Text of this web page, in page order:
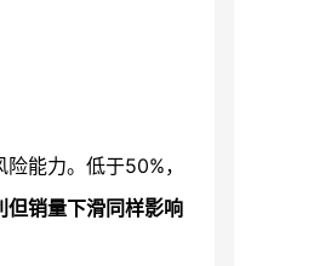
能力。低于50%，
但销量下滑同样影响